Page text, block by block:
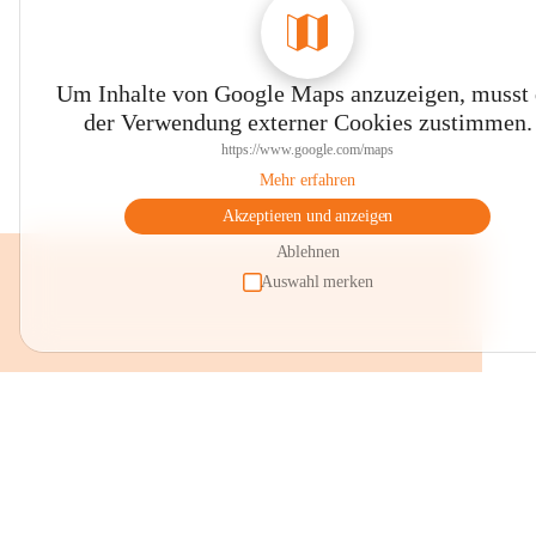
Um Inhalte von Google Maps anzuzeigen, musst
der Verwendung externer Cookies zustimmen.
https://www.google.com/maps
Mehr erfahren
Akzeptieren und anzeigen
Ablehnen
Auswahl merken